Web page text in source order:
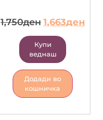
1,750ден 1,663ден
Купи
веднаш
Додади во
кошничка